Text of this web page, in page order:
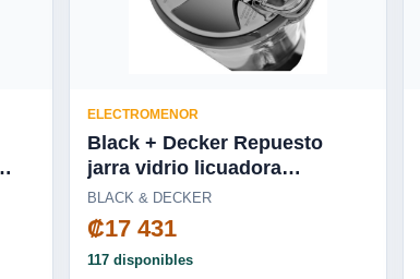
ELECTROMENOR
Black + Decker Repuesto
jarra vidrio licuadora
Tricuadora, Cyclone, Pulverix,
Fusion Blade, silenciosa
BL1650-04LA
BLACK & DECKER
₡17 431
117 disponibles